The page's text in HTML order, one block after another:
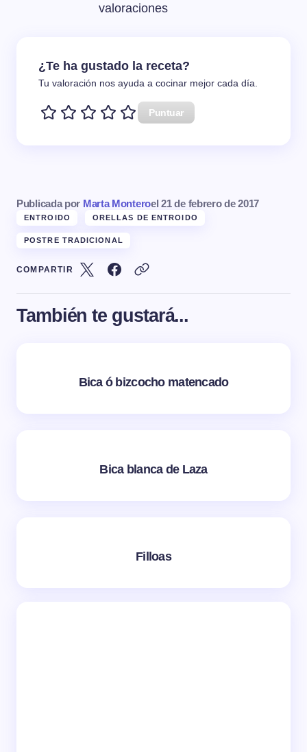
valoraciones
¿Te ha gustado la receta?
Tu valoración nos ayuda a cocinar mejor cada día.
Puntuar
Publicada por Marta Monteroel 21 de febrero de 2017
ENTROIDO ORELLAS DE ENTROIDO
POSTRE TRADICIONAL
COMPARTIR
También te gustará...
Bica ó bizcocho matencado
Bica blanca de Laza
Filloas